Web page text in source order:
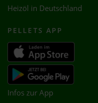
Heizöl in Deutschland
PELLETS APP
Infos zur App